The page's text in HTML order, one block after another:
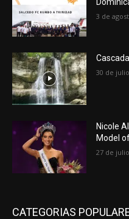
3 de
30 de
Nicole
Model
27 de
CATEGORIAS